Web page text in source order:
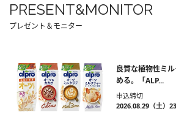
PRESENT&MONITOR
プレゼント＆モニター
良質な植物性ミ
める。「ALP...
申込締切
2026.08.29（土）